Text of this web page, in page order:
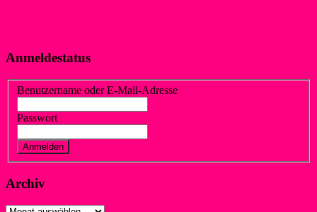
Anmeldestatus
Benutzername oder E-Mail-Adresse
Passwort
Archiv